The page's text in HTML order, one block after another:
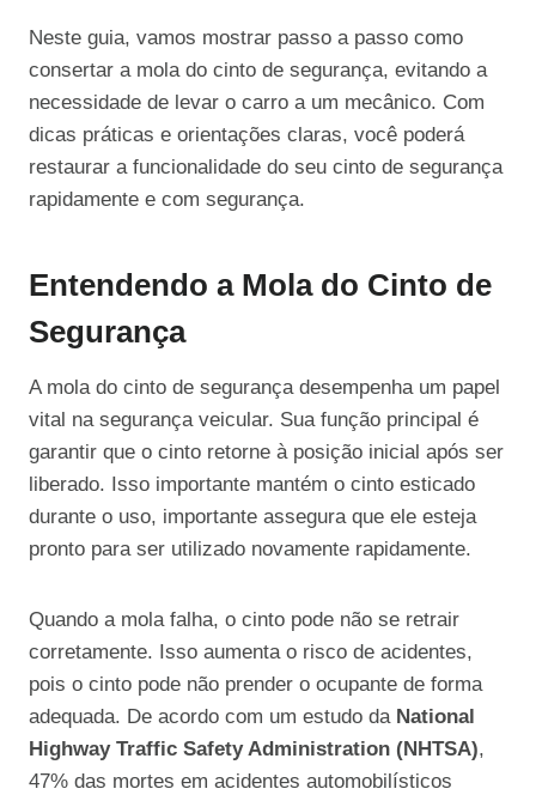
Neste guia, vamos mostrar passo a passo como
consertar a mola do cinto de segurança, evitando a
necessidade de levar o carro a um mecânico. Com
dicas práticas e orientações claras, você poderá
restaurar a funcionalidade do seu cinto de segurança
rapidamente e com segurança.
Entendendo a Mola do Cinto de
Segurança
A mola do cinto de segurança desempenha um papel
vital na segurança veicular. Sua função principal é
garantir que o cinto retorne à posição inicial após ser
liberado. Isso importante mantém o cinto esticado
durante o uso, importante assegura que ele esteja
pronto para ser utilizado novamente rapidamente.
Quando a mola falha, o cinto pode não se retrair
corretamente. Isso aumenta o risco de acidentes,
pois o cinto pode não prender o ocupante de forma
adequada. De acordo com um estudo da National
Highway Traffic Safety Administration (NHTSA),
47% das mortes em acidentes automobilísticos